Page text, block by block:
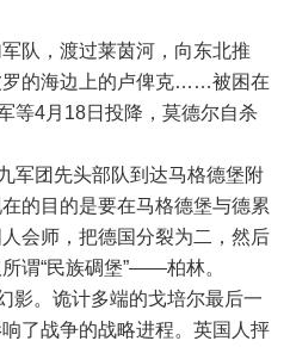
队，渡过莱茵河，向东北推
罗的海边上的卢俾克……被困在
等4月18日投降，莫德尔自杀
军团先头部队到达马格德堡附
的目的是要在马格德堡与德累
会师，把德国分裂为二，然后
谓“民族碉堡”——柏林。
影。诡计多端的戈培尔最后一
了战争的战略进程。英国人抨